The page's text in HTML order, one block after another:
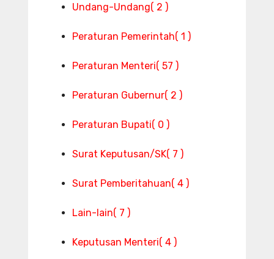
Undang-Undang( 2 )
Peraturan Pemerintah( 1 )
Peraturan Menteri( 57 )
Peraturan Gubernur( 2 )
Peraturan Bupati( 0 )
Surat Keputusan/SK( 7 )
Surat Pemberitahuan( 4 )
Lain-lain( 7 )
Keputusan Menteri( 4 )